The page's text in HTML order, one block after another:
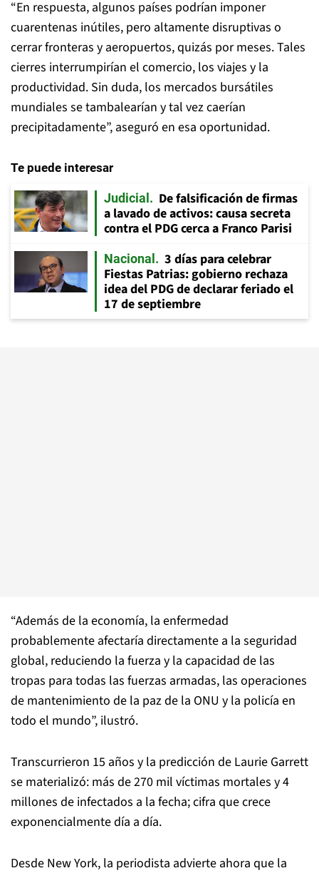
“En respuesta, algunos países podrían imponer
cuarentenas inútiles, pero altamente disruptivas o
cerrar fronteras y aeropuertos, quizás por meses. Tales
cierres interrumpirían el comercio, los viajes y la
productividad. Sin duda, los mercados bursátiles
mundiales se tambalearían y tal vez caerían
precipitadamente”, aseguró en esa oportunidad.
Te puede interesar
Judicial
De falsificación de firmas
a lavado de activos: causa secreta
contra el PDG cerca a Franco Parisi
Nacional
3 días para celebrar
Fiestas Patrias: gobierno rechaza
idea del PDG de declarar feriado el
17 de septiembre
“Además de la economía, la enfermedad
probablemente afectaría directamente a la seguridad
global, reduciendo la fuerza y la capacidad de las
tropas para todas las fuerzas armadas, las operaciones
de mantenimiento de la paz de la ONU y la policía en
todo el mundo”, ilustró.
Transcurrieron 15 años y la predicción de Laurie Garrett
se materializó: más de 270 mil víctimas mortales y 4
millones de infectados a la fecha; cifra que crece
exponencialmente día a día.
Desde New York, la periodista advierte ahora que la